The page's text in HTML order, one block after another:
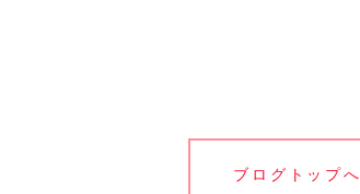
ブログトップへ